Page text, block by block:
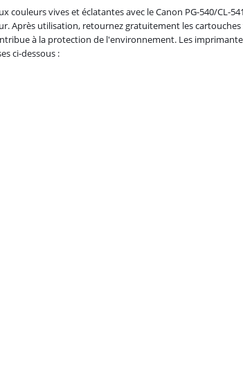
vives et éclatantes avec le Canon PG-540/CL-
Après utilisation, retournez gratuitement les cartouches
à la protection de l'environnement. Les
ci-dessous :